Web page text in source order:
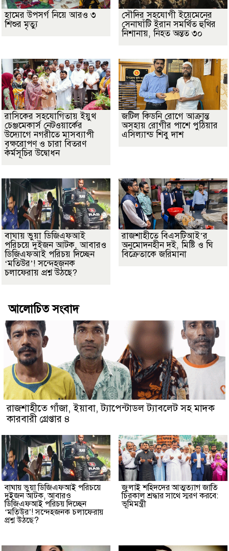
হামের উপসর্গ নিয়ে আরও ৩
শিশুর মৃত্যু
সৌদির সহযোগী ইয়েমেনের
সেনাঘাঁটি ইরান সমর্থিত হুথির
নিশানায়, নিহত অন্তত ৩০
রাসিকের সহযোগিতায় ইয়ুথ
চেঞ্জমেকার্স নেটওয়ার্কের
উদ্যোগে নগরীতে মাসব্যাপী
বৃক্ষরোপণ ও চারা বিতরণ
কর্মসূচির উদ্বোধন
জটিল কিডনি রোগে আক্রান্ত
অসহায় রোগীর পাশে পুঠিয়ার
এসিল্যান্ড শিবু দাশ
বাঘায় ভুয়া ডিজিএফআই
পরিচয়ে দুইজন আটক, আবারও
ডিজিএফআই পরিচয় দিচ্ছেন
‘মতিউর’! সন্দেহজনক
চলাফেরায় প্রশ্ন উঠছে?
রাজশাহীতে বিএসটিআই’র
অনুমোদনহীন দই, মিষ্টি ও ঘি
বিক্রেতাকে জরিমানা
আলোচিত সংবাদ
রাজশাহীতে গাঁজা, ইয়াবা, ট্যাপেন্টাডল ট্যাবলেট সহ মাদক
কারবারী গ্রেপ্তার ৪
বাঘায় ভুয়া ডিজিএফআই পরিচয়ে
দুইজন আটক, আবারও
ডিজিএফআই পরিচয় দিচ্ছেন
‘মতিউর’! সন্দেহজনক চলাফেরায়
প্রশ্ন উঠছে?
জুলাই শহিদদের আত্মত্যাগ জাতি
চিরকাল শ্রদ্ধার সাথে স্মরণ করবে:
ভূমিমন্ত্রী